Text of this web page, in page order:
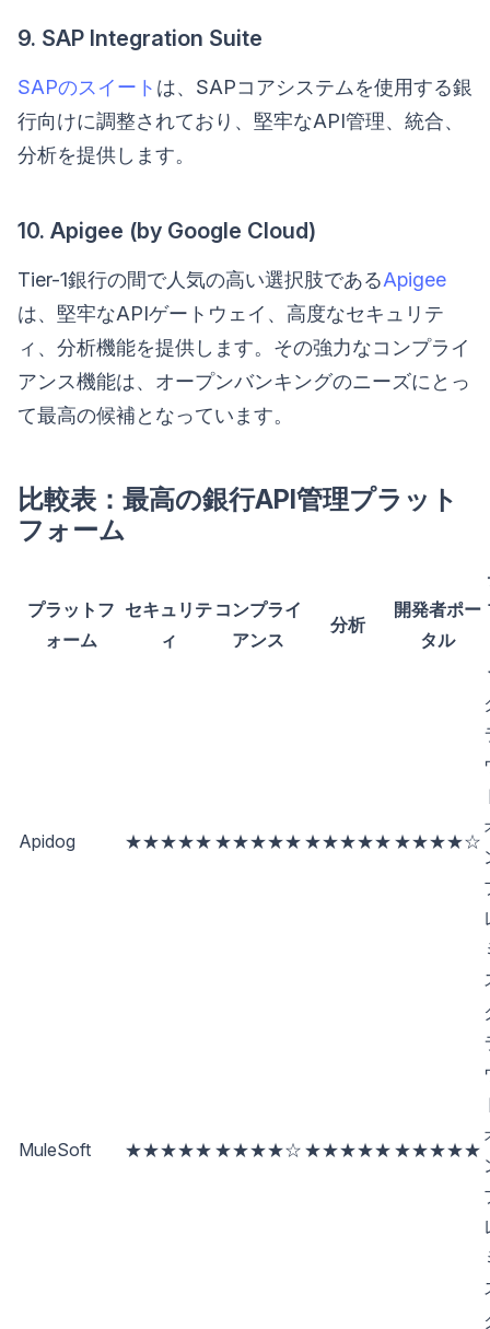
9. SAP Integration Suite
SAPのスイート は、SAPコアシステムを使用する銀
行向けに調整されており、堅牢なAPI管理、統合、
分析を提供します。
10. Apigee (by Google Cloud)
Tier-1銀行の間で人気の高い選択肢であるApigee
は、堅牢なAPIゲートウェイ、高度なセキュリテ
ィ、分析機能を提供します。その強力なコンプライ
アンス機能は、オープンバンキングのニーズにとっ
て最高の候補となっています。
比較表：最高の銀行API管理プラット
フォーム
プラットフ
ォーム
セキュリテ
ィ
コンプライ
アンス
分析
開発者ポー
タル
Apidog ★★★★★ ★★★★★ ★★★★★ ★★★★☆
MuleSoft ★★★★★ ★★★★☆ ★★★★★ ★★★★★